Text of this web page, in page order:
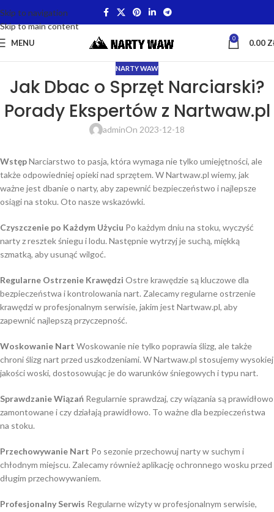
Skip to navigation
Skip to main content
MENU 0 0.00
NARTY WAW
Jak Dbac o Sprzęt Narciarski?
Porady Ekspertów z Nartwaw.pl
adminOn 2023-12-18
WstępNarciarstwo to pasja, która wymaga nie tylko umiejętności, ale
także odpowiedniej opieki nad sprzętem. W Nartwaw.pl wiemy, jak
ważne jest dbanie o narty, aby zapewnić bezpieczeństwo i najlepsze
osiągi na stoku. Oto nasze wskazówki.
Czyszczenie po Każdym Użyciu Po każdym dniu na stoku, wyczyść
narty z resztek śniegu i lodu. Następnie wytrzyj je suchą, miękką
szmatką, aby usunąć wilgoć.
Regularne Ostrzenie Krawędzi Ostre krawędzie są kluczowe dla
bezpieczeństwa i kontrolowania nart. Zalecamy regularne ostrzenie
krawędzi w profesjonalnym serwisie, jakim jest Nartwaw.pl, aby
zapewnić najlepszą przyczepność.
Woskowanie Nart Woskowanie nie tylko poprawia ślizg, ale także
chroni ślizg nart przed uszkodzeniami. W Nartwaw.pl stosujemy wysokiej
jakości woski, dostosowując je do warunków śniegowych i typu nart.
Sprawdzanie Wiązań Regularnie sprawdzaj, czy wiązania są prawidłowo
zamontowane i czy działają prawidłowo. To ważne dla bezpieczeństwa
na stoku.
Przechowywanie Nart Po sezonie przechowuj narty w suchym i
chłodnym miejscu. Zalecamy również aplikację ochronnego wosku przed
długim przechowywaniem.
Profesjonalny Serwis Regularne wizyty w profesjonalnym serwisie,